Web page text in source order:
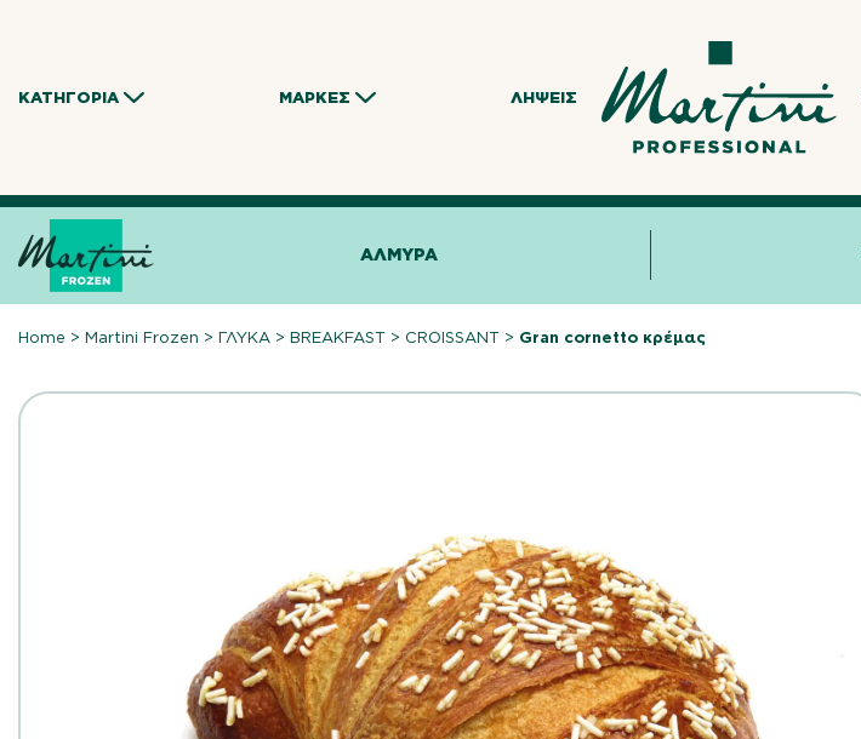
ΚΑΤΗΓΟΡΊΑ ΜΆΡΚΕΣ ΛΉΨΕΙΣ
ΑΛΜΥΡΑ
Home >Martini Frozen >ΓΛΥΚΑ >BREAKFAST > CROISSANT > Gran cornetto κρέμας